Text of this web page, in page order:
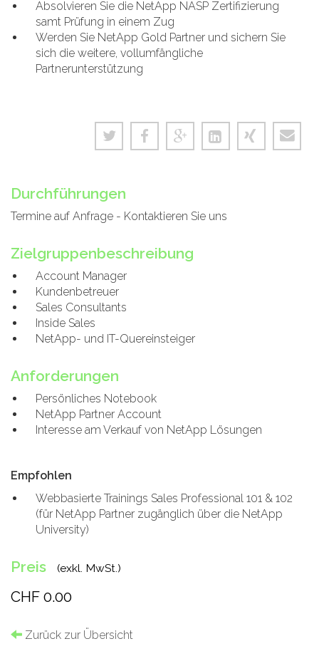
Absolvieren Sie die NetApp NASP Zertifizierung
samt Prüfung in einem Zug
Werden Sie NetApp Gold Partner und sichern Sie
sich die weitere, vollumfängliche
Partnerunterstützung
Durchführungen
Termine auf Anfrage - Kontaktieren Sie uns
Zielgruppenbeschreibung
Account Manager
Kundenbetreuer
Sales Consultants
Inside Sales
NetApp- und IT-Quereinsteiger
Anforderungen
Persönliches Notebook
NetApp Partner Account
Interesse am Verkauf von NetApp Lösungen
Empfohlen
Webbasierte Trainings Sales Professional 101 & 102
(für NetApp Partner zugänglich über die NetApp
University)
Preis (exkl. MwSt.)
CHF 0.00
Zurück zur Übersicht